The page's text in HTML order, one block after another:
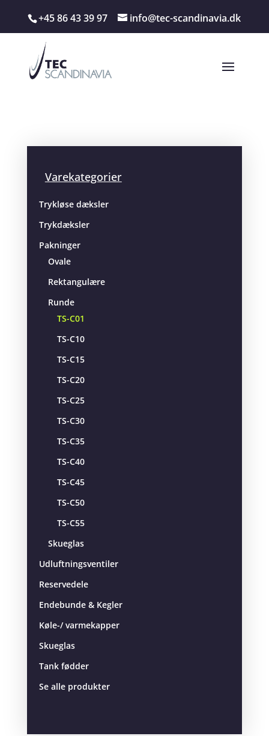
+45 86 43 39 97 info@tec-scandinavia.dk
Varekategorier
Trykløse dæksler
Trykdæksler
Pakninger
Ovale
Rektangulære
Runde
TS-C01
TS-C10
TS-C15
TS-C20
TS-C25
TS-C30
TS-C35
TS-C40
TS-C45
TS-C50
TS-C55
Skueglas
Udluftningsventiler
Reservedele
Endebunde & Kegler
Køle-/ varmekapper
Skueglas
Tank fødder
Se alle produkter